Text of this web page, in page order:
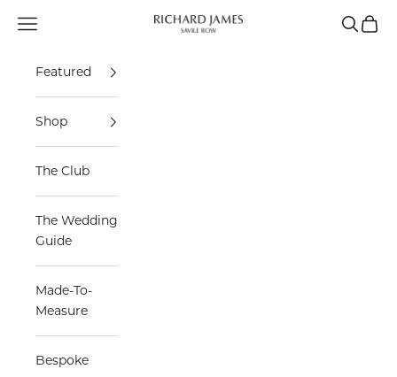
Richard James Savile Row
Navigation menu Search
Cart
Featured
Shop
The Club
The Wedding
Guide
Made-To-
Measure
Bespoke